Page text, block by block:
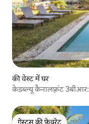
की वेस्ट में घर
केडब्ल्यू कैनालफ़्रंट
गेस्ट्स की फ़ेवरेट